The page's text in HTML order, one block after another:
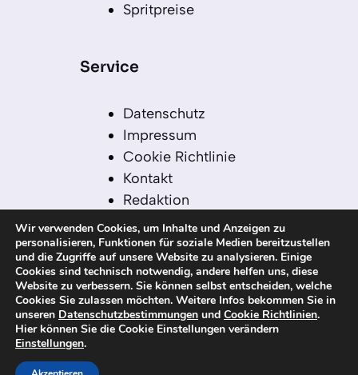
Spritpreise
Service
Datenschutz
Impressum
Cookie Richtlinie
Kontakt
Redaktion
Redaktionelle Leitlinien
Sitemap
Einsatz von KI in der
Redaktion
© 2026 kanaren-nachrichten.com – Alle
Rechte vorbehalten
Wir verwenden Cookies, um Inhalte und Anzeigen zu
personalisieren, Funktionen für soziale Medien bereitzustellen
und die Zugriffe auf unsere Website zu analysieren. Einige
Cookies sind technisch notwendig, andere helfen uns, diese
Website zu verbessern. Sie können selbst entscheiden, welche
Cookies Sie zulassen möchten. Weitere Infos bekommen Sie in
unseren Datenschutzbestimmungen und Cookie Richtlinien.
Hier können Sie die Cookie Einstellungen verändern
Einstellungen.